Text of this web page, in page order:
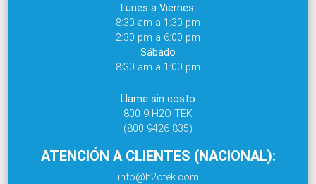
Lunes a Viernes:
8:30 am a 1:30 pm
2:30 pm a 6:00 pm
Sábado
8:30 am a 1:00 pm
Llame sin costo
800 9 H2O TEK
(800 9426 835)
ATENCIÓN A CLIENTES (NACIONAL):
info@h2otek.com